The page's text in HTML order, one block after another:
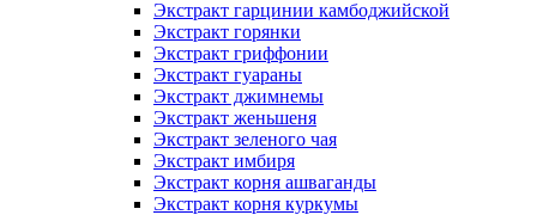
Экстракт гарцинии камбоджийской
Экстракт горянки
Экстракт гриффонии
Экстракт гуараны
Экстракт джимнемы
Экстракт женьшеня
Экстракт зеленого чая
Экстракт имбиря
Экстракт корня ашваганды
Экстракт корня куркумы